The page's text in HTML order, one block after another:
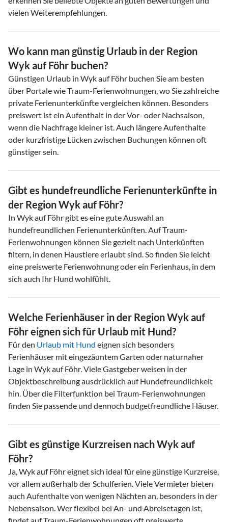
vielen Weiterempfehlungen.
Wo kann man günstig Urlaub in der Region
Wyk auf Föhr buchen?
Günstigen Urlaub in Wyk auf Föhr buchen Sie am besten
über Portale wie Traum-Ferienwohnungen, wo Sie zahlreiche
private Ferienunterkünfte vergleichen können. Besonders
preiswert ist ein Aufenthalt in der Vor- oder Nachsaison,
wenn die Nachfrage kleiner ist. Auch längere Aufenthalte
oder kurzfristige Lücken zwischen Buchungen können oft
günstiger sein.
Gibt es hundefreundliche Ferienunterkünfte in
der Region Wyk auf Föhr?
In Wyk auf Föhr gibt es eine gute Auswahl an
hundefreundlichen Ferienunterkünften. Auf Traum-
Ferienwohnungen können Sie gezielt nach Unterkünften
filtern, in denen Haustiere erlaubt sind. So finden Sie leicht
eine preiswerte Ferienwohnung oder ein Ferienhaus, in dem
sich auch Ihr Hund wohlfühlt.
Welche Ferienhäuser in der Region Wyk auf
Föhr eignen sich für Urlaub mit Hund?
Für den Urlaub mit Hund eignen sich besonders
Ferienhäuser mit eingezäuntem Garten oder naturnaher
Lage in Wyk auf Föhr. Viele Gastgeber weisen in der
Objektbeschreibung ausdrücklich auf Hundefreundlichkeit
hin. Über die Filterfunktion bei Traum-Ferienwohnungen
finden Sie passende und dennoch budgetfreundliche Häuser.
Gibt es günstige Kurzreisen nach Wyk auf
Föhr?
Ja, Wyk auf Föhr eignet sich ideal für eine günstige Kurzreise,
vor allem außerhalb der Schulferien. Viele Vermieter bieten
auch Aufenthalte von wenigen Nächten an, besonders in der
Nebensaison. Wer flexibel bei An- und Abreisetagen ist,